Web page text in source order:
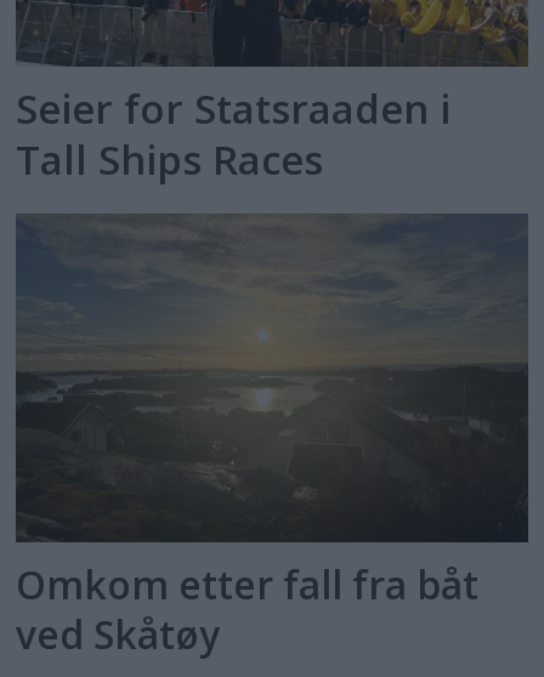
Seier for Statsraaden i
Tall Ships Races
Omkom etter fall fra båt
ved Skåtøy